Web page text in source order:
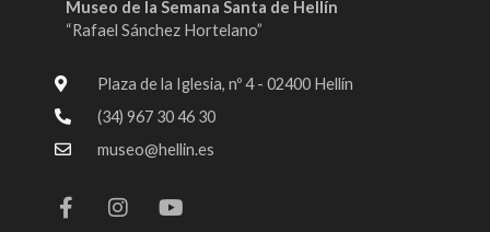
Museo de la Semana Santa de Hellín
“Rafael Sánchez Hortelano”
Plaza de la Iglesia, nº 4 - 02400 Hellín
(34) 967 30 46 30
museo@hellin.es
a
c
n
s
o
u